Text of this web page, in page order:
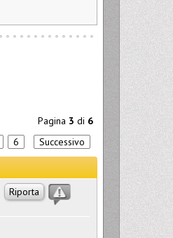
Pagina 3 di 6
6 Successivo
Riporta